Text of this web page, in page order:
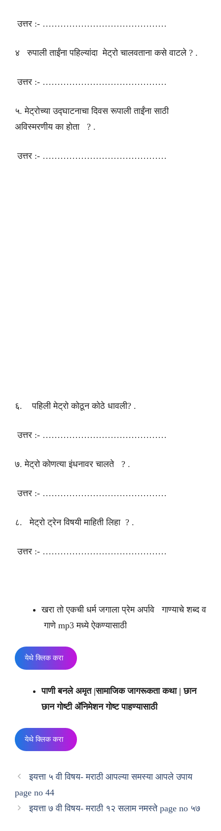
उत्तर :- ……………………………………
४ रुपाली ताईंना पहिल्यांदा मेट्रो चालवताना कसे वाटले ? .
उत्तर :- ……………………………………
५. मेट्रोच्या उद्घाटनाचा दिवस रूपाली ताईंना साठी
अविस्मरणीय का होता ? .
उत्तर :- ……………………………………
६. पहिली मेट्रो कोठून कोठे धावली? .
उत्तर :- ……………………………………
७. मेट्रो कोणत्या इंधनावर चालते ? .
उत्तर :- ……………………………………
८. मेट्रो ट्रेन विषयी माहिती लिहा ? .
उत्तर :- ……………………………………
खरा तो एकची धर्म जगाला प्रेम अर्पावे गाण्याचे शब्द व
गाणे mp3 मध्ये ऐकण्यासाठी
येथे क्लिक करा
पाणी बनले अमृत |सामाजिक जागरूकता कथा | छान
छान गोष्टी अ‍ॅनिमेशन गोष्ट पाहण्यासाठी
येथे क्लिक करा
इयत्ता ५ वी विषय- मराठी आपल्या समस्या आपले उपाय
page no 44
इयत्ता ७ वी विषय- मराठी १२ सलाम नमस्ते page no ५७